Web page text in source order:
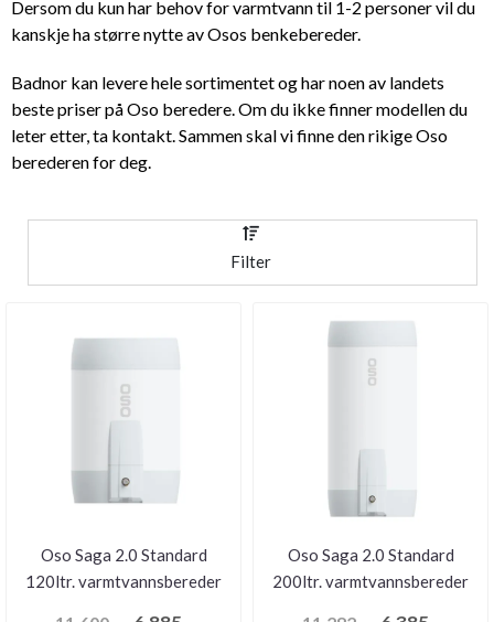
Dersom du kun har behov for varmtvann til 1-2 personer vil du
kanskje ha større nytte av Osos benkebereder.
Badnor kan levere hele sortimentet og har noen av landets
beste priser på Oso beredere. Om du ikke finner modellen du
leter etter, ta kontakt. Sammen skal vi finne den rikige Oso
berederen for deg.
Filter
Oso Saga 2.0 Standard
120ltr. varmtvannsbereder
Oso Saga 2.0 Standard
200ltr. varmtvannsbereder